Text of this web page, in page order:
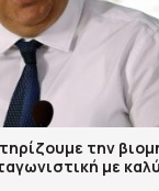
την
με